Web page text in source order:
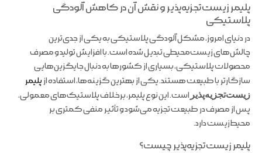
پلیمر زیست‌تجزیه‌پذیر و نقش آن در کاهش آلودگی
پلاستیکی
در دنیای امروز، مشکل آلودگی پلاستیکی به یکی از جدی‌ترین
چالش‌های زیست‌محیطی تبدیل شده است. با افزایش تولید و مصرف
محصولات پلاستیکی، بسیاری از کشورها به دنبال جایگزین‌هایی
سازگارتر با طبیعت هستند. یکی از بهترین گزینه‌ها، استفاده از پلیمر
زیست‌تجزیه‌پذیر است. این نوع پلیمر، برخلاف پلاستیک‌های معمولی،
پس از مصرف در طبیعت تجزیه می‌شود و تأثیر منفی کمتری بر
محیط‌زیست دارد.
پلیمر زیست‌تجزیه‌پذیر چیست؟